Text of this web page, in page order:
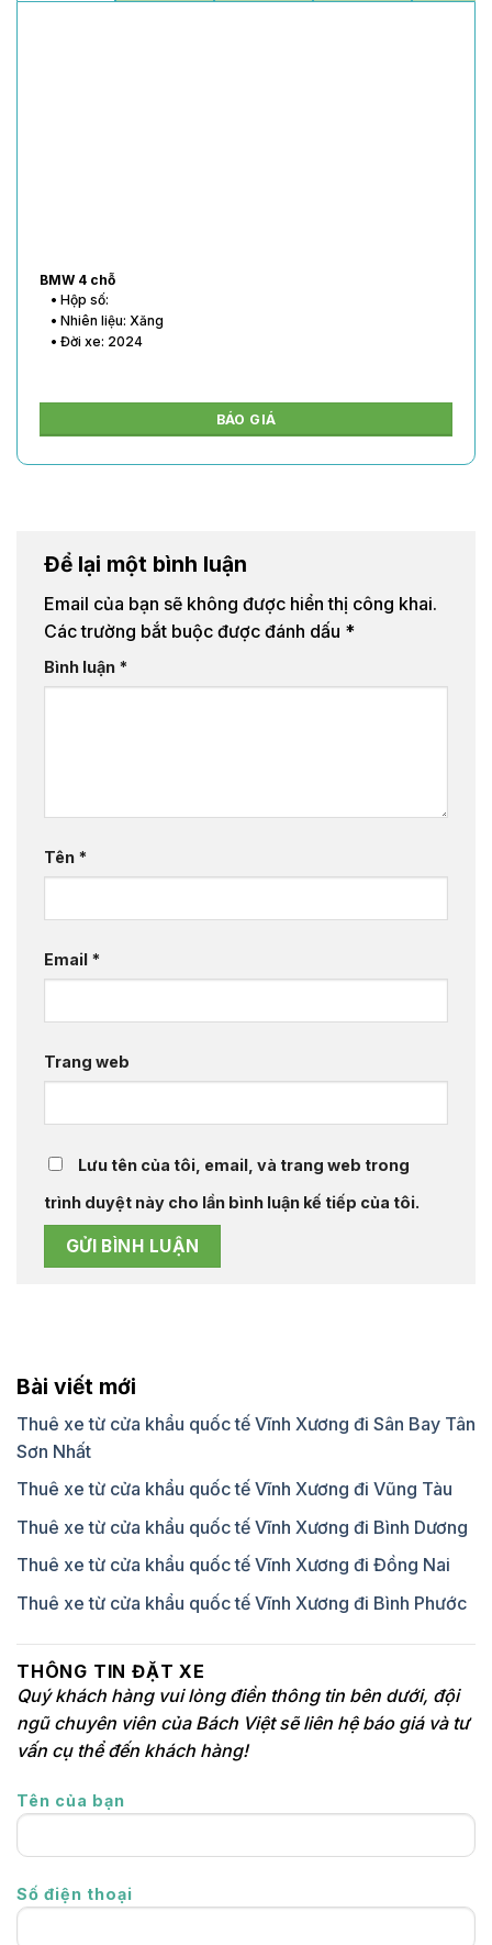
BMW 4 chỗ
• Hộp số:
• Nhiên liệu: Xăng
• Đời xe: 2024
BÁO GIÁ
Để lại một bình luận
Email của bạn sẽ không được hiển thị công khai.
Các trường bắt buộc được đánh dấu *
Bình luận *
Tên *
Email *
Trang web
Lưu tên của tôi, email, và trang web trong
trình duyệt này cho lần bình luận kế tiếp của tôi.
Bài viết mới
Thuê xe từ cửa khẩu quốc tế Vĩnh Xương đi Sân Bay Tân
Sơn Nhất
Thuê xe từ cửa khẩu quốc tế Vĩnh Xương đi Vũng Tàu
Thuê xe từ cửa khẩu quốc tế Vĩnh Xương đi Bình Dương
Thuê xe từ cửa khẩu quốc tế Vĩnh Xương đi Đồng Nai
Thuê xe từ cửa khẩu quốc tế Vĩnh Xương đi Bình Phước
THÔNG TIN ĐẶT XE
Quý khách hàng vui lòng điền thông tin bên dưới, đội
ngũ chuyên viên của Bách Việt sẽ liên hệ báo giá và tư
vấn cụ thể đến khách hàng!
Tên của bạn
Số điện thoại